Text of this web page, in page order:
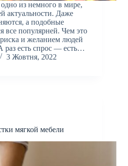
из немного в мире,
актуальности. Даже
а подобные
все популярней. Чем это
и желанием людей
есть спрос — есть…
3 Жовтня, 2022
мягкой мебели